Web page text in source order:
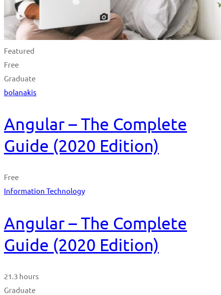
Featured
Free
Graduate
bolanakis
Angular – The Complete
Guide (2020 Edition)
Free
Information Technology
Angular – The Complete
Guide (2020 Edition)
21.3 hours
Graduate